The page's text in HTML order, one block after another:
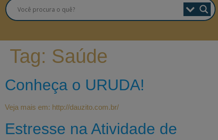
Tag: Saúde
Conheça o URUDA!
Veja mais em: http://dauzito.com.br/
Estresse na Atividade de